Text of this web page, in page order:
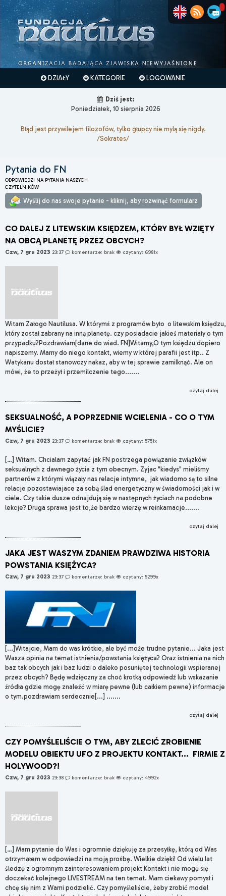
DZIAŁY KATEGORIE LOGOWANIE
Dziś jest:
Poniedziałek, 10 sierpnia 2026
Błąd jest przywilejem filozofów, tylko głupcy nie mylą się nigdy.
/Sokrates/
Pytania do FN
ODPOWIEDZI NA PYTANIA NASZYCH
CZYTELNIKÓW
Wyślij do nas swoje pytanie - kliknij, aby rozwinąć formularz
CO DALEJ Z LITEWSKIM KSIĘDZEM, KTÓRY BYŁ WZIĘTY
NA OBCĄ PLANETĘ PRZEZ OBCYCH?
Czw, 7 gru 2023 23:37 komentarze: brak czytany: 6981x
Witam Załogo Nautilusa. W którymś z programów było o litewskim księdzu,
który został zabrany na inną planetę. czy posiadacie jakieś materiały o tym
przypadku?Pozdrawiam[dane do wiad. FN]Witamy,O tym księdzu dopiero
napiszemy. Mamy do niego kontakt, wiemy w której parafii jest itp.. Z
Watykanu dostał stanowczy nakaz, aby w tej sprawie zamilknąć. Ale on
mówi, że to przeżył i przemilczenie tego.......
czytaj dalej
SEKSUALNOŚĆ, A POPRZEDNIE WCIELENIA - CO O TYM
MYŚLICIE?
Czw, 7 gru 2023 23:37 komentarze: brak czytany: 5751x
[…] Witam. Chcialam zapytać jak FN postrzega powiązanie związków
seksualnych z dawnego życia z tym obecnym. Zyjac "kiedys" mieliśmy
partnerów z którymi wiązały nas relacje intymne, jak wiadomo są to silne
relacje pozostawiajace za sobą ślad energetyczny w świadomości jak i w
ciele. Czy takie dusze odnajdują się w następnych życiach na podobne
lekcje? Druga sprawa jest to,że bardzo wierzę w reinkarnacje.......
czytaj dalej
JAKA JEST WASZYM ZDANIEM PRAWDZIWA HISTORIA
POWSTANIA KSIĘŻYCA?
Czw, 7 gru 2023 23:37 komentarze: brak czytany: 5299x
[...]Witajcie, Mam do was krótkie, ale być może trudne pytanie... Jaka jest
Wasza opinia na temat istnienia/powstania księżyca? Oraz istnienia na nich
baz tak obcych jak i baz ludzi o daleko posuniętej technologii wspieranej
przez obcych? Będę wdzięczny za choć krotką odpowiedź lub wskazanie
źródła gdzie mogę znaleźć w miarę pewne (lub całkiem pewne) informacje
o tym.pozdrawiam serdecznie[...] .......
czytaj dalej
CZY POMYŚLELIŚCIE O TYM, ABY ZLECIĆ ZROBIENIE
MODELU OBIEKTU UFO Z PROJEKTU KONTAKT... FIRMIE Z
HOLYWOOD?!
Czw, 7 gru 2023 23:38 komentarze: brak czytany: 4992x
[…] Mam pytanie do Was i ogromnie dziękuję za przesyłkę, którą od Was
otrzymałem w odpowiedzi na moją prośbę. Wielkie dzięki! Od wielu lat
śledzę z ogromnym zainteresowaniem projekt Kontakt i nie mogę się
doczekać kolejnego LIVESTREAM na ten temat. Mam ciekawy pomysł i
chcę się nim z Wami podzielić. Czy pomyśleliście, żeby zrobić model